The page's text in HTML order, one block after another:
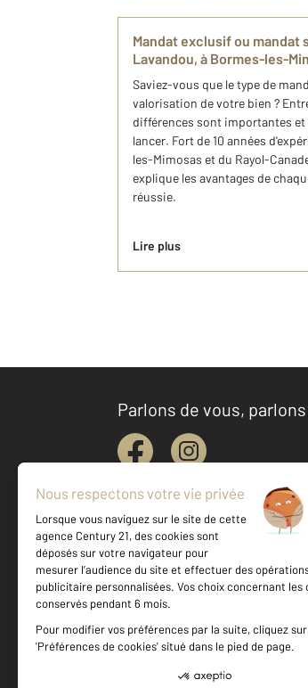
Mandat exclusif ou mandat
Lavandou, à Bormes-les-
Saviez-vous que le type de
valorisation de votre bien ?
différences sont importantes
lancer. Fort de 10 années
les-Mimosas et du Rayol-
explique les avantages de
réussie.
Lire plus
Parlons de vous,
Votre agence est notée
Achat